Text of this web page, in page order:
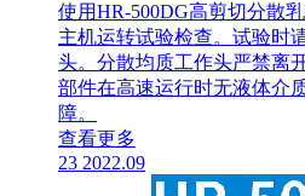
使用HR-500DG高剪切分散
主机运转试验检查。试验时
头。分散均质工作头严禁离
部件在高速运行时无液体介
障。
查看更多
23 2022.09